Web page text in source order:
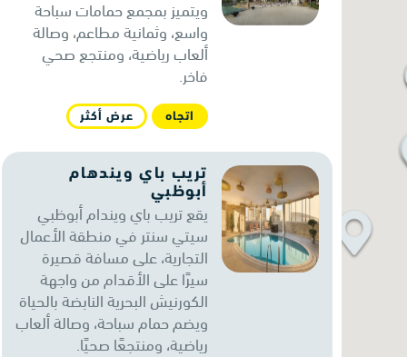
ويتميز بمجمع حمامات سباحة
واسع، وثمانية مطاعم، وصالة
ألعاب رياضية، ومنتجع صحي
فاخر.
اتجاه عرض أكثر
تريب باي ويندهام
أبوظبي
يقع تريب باي ويندام أبوظبي
سيتي سنتر في منطقة الأعمال
التجارية، على مسافة قصيرة
سيرًا على الأقدام من واجهة
الكورنيش البحرية النابضة بالحياة
ويضم حمام سباحة، وصالة ألعاب
رياضية، ومنتجعًا صحيًا.